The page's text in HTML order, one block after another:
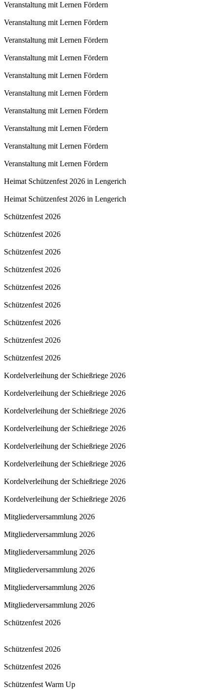
Veranstaltung mit Lernen Fördern
Veranstaltung mit Lernen Fördern
Veranstaltung mit Lernen Fördern
Veranstaltung mit Lernen Fördern
Veranstaltung mit Lernen Fördern
Veranstaltung mit Lernen Fördern
Veranstaltung mit Lernen Fördern
Veranstaltung mit Lernen Fördern
Veranstaltung mit Lernen Fördern
Veranstaltung mit Lernen Fördern
Heimat Schützenfest 2026 in Lengerich
Heimat Schützenfest 2026 in Lengerich
Schützenfest 2026
Schützenfest 2026
Schützenfest 2026
Schützenfest 2026
Schützenfest 2026
Schützenfest 2026
Schützenfest 2026
Schützenfest 2026
Schützenfest 2026
Kordelverleihung der Schießriege 2026
Kordelverleihung der Schießriege 2026
Kordelverleihung der Schießriege 2026
Kordelverleihung der Schießriege 2026
Kordelverleihung der Schießriege 2026
Kordelverleihung der Schießriege 2026
Kordelverleihung der Schießriege 2026
Kordelverleihung der Schießriege 2026
Mitgliederversammlung 2026
Mitgliederversammlung 2026
Mitgliederversammlung 2026
Mitgliederversammlung 2026
Mitgliederversammlung 2026
Mitgliederversammlung 2026
Schützenfest 2026
Schützenfest 2026
Schützenfest 2026
Schützenfest Warm Up